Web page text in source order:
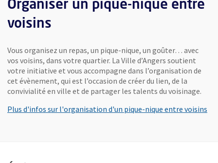
Organiser un pique-nique entre
voisins
Vous organisez un repas, un pique-nique, un goûter… avec
vos voisins, dans votre quartier. La Ville d’Angers soutient
votre initiative et vous accompagne dans l’organisation de
cet évènement, qui est l’occasion de créer du lien, de la
convivialité en ville et de partager les talents du voisinage.
Plus d'infos sur l'organisation d'un pique-nique entre voisins